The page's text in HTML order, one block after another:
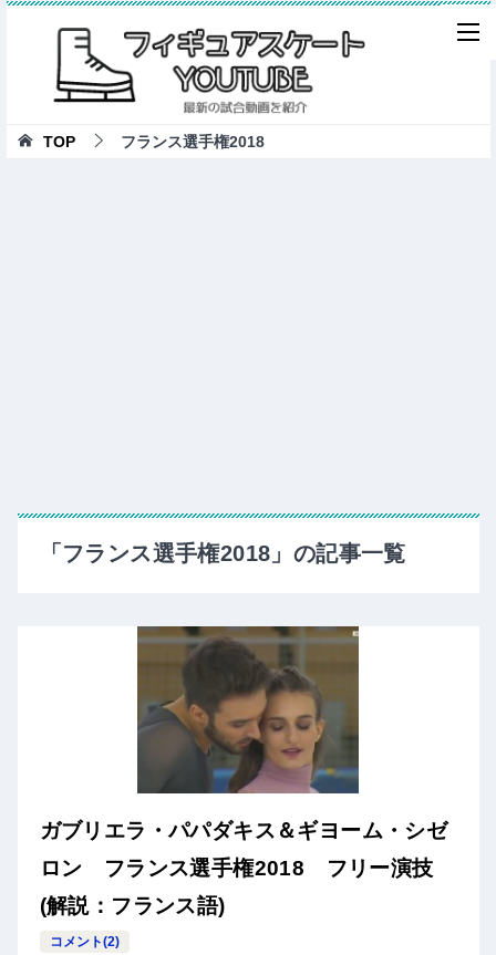
TOP フランス選手権2018
「フランス選手権2018」の記事一覧
ガブリエラ・パパダキス＆ギヨーム・シゼ
ロン フランス選手権2018 フリー演技
(解説：フランス語)
コメント(2)